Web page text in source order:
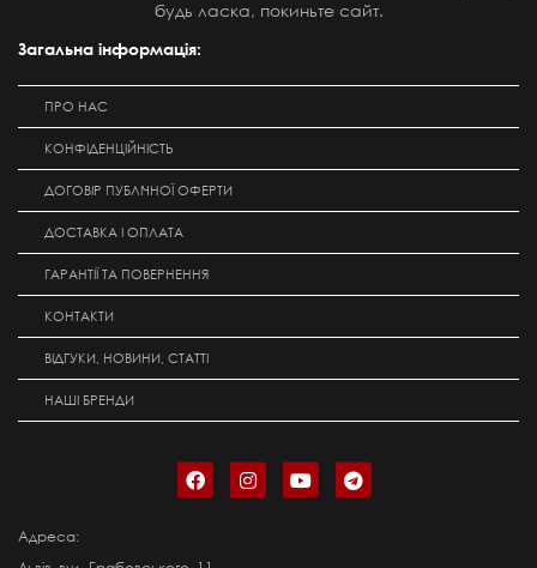
будь ласка, покиньте сайт.
Загальна інформація:
ПРО НАС
КОНФІДЕНЦІЙНІСТЬ
ДОГОВІР ПУБЛІЧНОЇ ОФЕРТИ
ДОСТАВКА І ОПЛАТА
ГАРАНТІЇ ТА ПОВЕРНЕННЯ
КОНТАКТИ
ВІДГУКИ, НОВИНИ, СТАТТІ
НАШІ БРЕНДИ
Адреса: